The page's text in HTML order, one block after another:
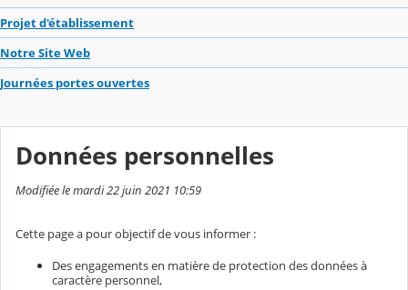
Projet d'établissement
Notre Site Web
Journées portes ouvertes
Données personnelles
Modifiée le mardi 22 juin 2021 10:59
Cette page a pour objectif de vous informer :
Des engagements en matière de protection des données à
caractère personnel,